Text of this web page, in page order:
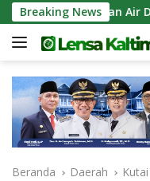
Langsung
ke
konten
Breaking News
Pasokan Air Dari
Beranda Daerah